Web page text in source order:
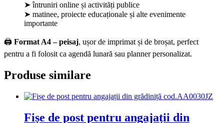
➤ întruniri online și activități publice
➤ matinee, proiecte educaționale și alte evenimente
importante
🖨️ Format A4 – peisaj, ușor de imprimat și de broșat, perfect
pentru a fi folosit ca agendă lunară sau planner personalizat.
Produse similare
Fișe de post pentru angajații din